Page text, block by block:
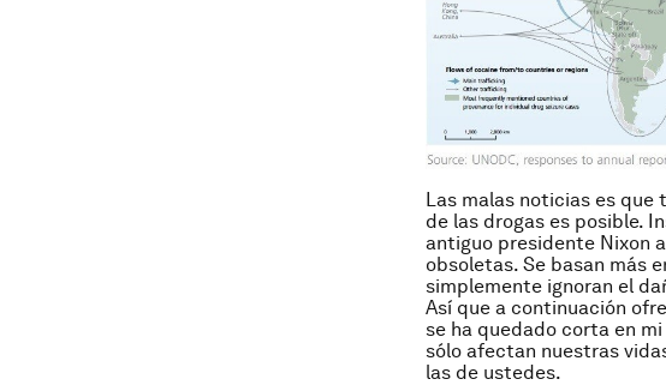
Las malas noticias es que
de las drogas es posible.
antiguo presidente Nixon
obsoletas. Se basan más
simplemente ignoran el
Así que a continuación
se ha quedado corta en
sólo afectan nuestras
las de ustedes.